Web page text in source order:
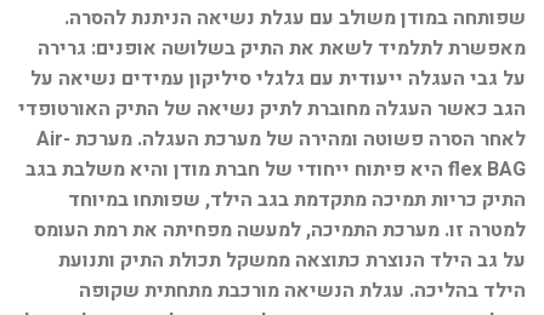
שפותחה במודן משולב עם עגלת נשיאה הניתנת להסרה.
מאפשרת לתלמיד לשאת את התיק בשלושה אופנים: גרירה
על גבי העגלה ייעודית עם גלגלי סיליקון עמידים נשיאה על
הגב כאשר העגלה מחוברת לתיק נשיאה של התיק האורטופדי
לאחר הסרה פשוטה ומהירה של מערכת העגלה. מערכת Air-
flex BAG היא פיתוח ייחודי של חברת מודן והיא משלבת בגב
התיק כריות תמיכה מתקדמת בגב הילד, שפותחו במיוחד
למטרה זו. מערכת התמיכה, למעשה מפחיתה את רמת העומס
על גב הילד הנוצרת כתוצאה ממשקל תכולת התיק ותנועת
הילד בהליכה. עגלת הנשיאה מורכבת מתחתית שקופה